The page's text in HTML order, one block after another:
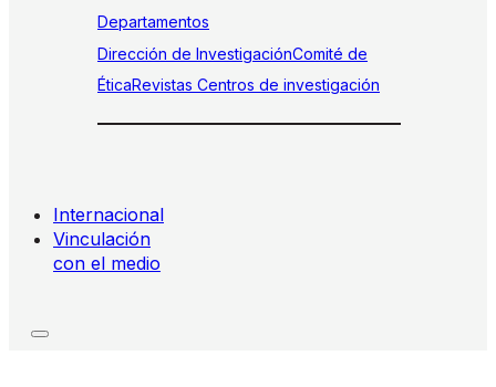
Departamentos
Dirección de InvestigaciónComité de
ÉticaRevistas Centros de investigación
Internacional
Vinculación
con el medio